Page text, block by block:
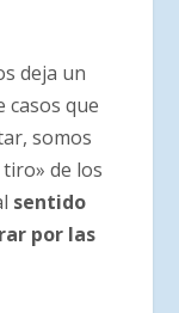
deja un
casos que
somos
de los
sentido
por las